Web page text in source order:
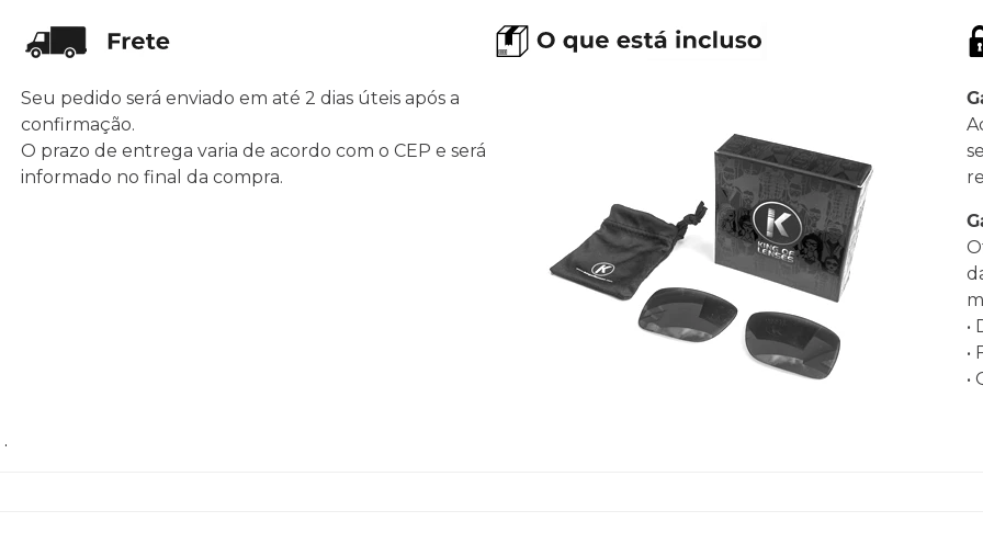
Seu pedido será enviado em até 2 dias úteis após a
confirmação.
O prazo de entrega varia de acordo com o CEP e será
informado no final da compra.
•
•
•
.